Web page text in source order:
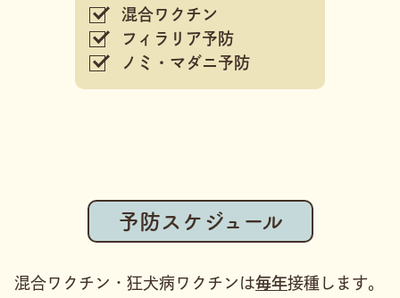
混合ワクチン
フィラリア予防
ノミ・マダニ予防
予防スケジュール
混合ワクチン・狂犬病ワクチンは毎年接種します。